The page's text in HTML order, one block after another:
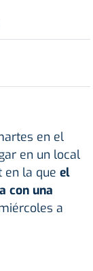
en el
en un local
en la que el
con una
a